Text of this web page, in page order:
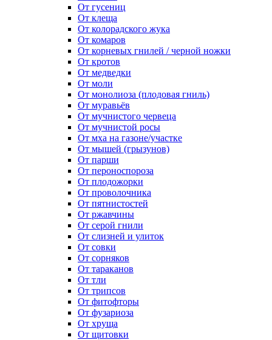
От гусениц
От клеща
От колорадского жука
От комаров
От корневых гнилей / черной ножки
От кротов
От медведки
От моли
От монолиоза (плодовая гниль)
От муравьёв
От мучнистого червеца
От мучнистой росы
От мха на газоне/участке
От мышей (грызунов)
От парши
От пероноспороза
От плодожорки
От проволочника
От пятнистостей
От ржавчины
От серой гнили
От слизней и улиток
От совки
От сорняков
От тараканов
От тли
От трипсов
От фитофторы
От фузариоза
От хруща
От щитовки